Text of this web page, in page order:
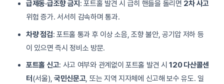
급제동·급조향 금지 : 포트홀 발견 시 급히 핸들을 돌리면 2차 사고
위험 증가. 서서히 감속하며 통과.
차량 점검: 포트홀 통과 후 이상 소음, 조향 불안, 공기압 저하 등
이 있으면 즉시 정비소 방문.
포트홀 신고: 사고 여부와 관계없이 포트홀 발견 시120 다산콜센
터 (서울), 국민신문고, 또는 지역 지자체에 신고해 보수 유도. 일